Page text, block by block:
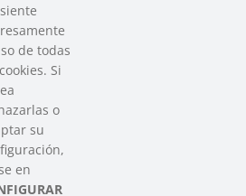
Contacto
9 lonja – 48009 Bilbao
946 569 230
Colabora
de todas
Si
o
su
en